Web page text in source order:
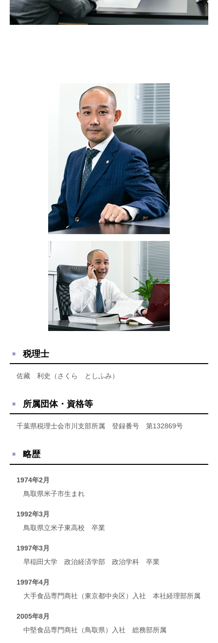
税理士
佐藏 利史（さくら としふみ）
所属団体・資格等
千葉県税理士会市川支部所属 登録番号 第132869号
略歴
1974年2月
鳥取県米子市生まれ
1992年3月
鳥取県立米子東高校 卒業
1997年3月
早稲田大学 政治経済学部 政治学科 卒業
1997年4月
大手食品専門商社（東京都中央区）入社 本社経理部所属
2005年8月
中堅食品専門商社（鳥取県）入社 総務部所属